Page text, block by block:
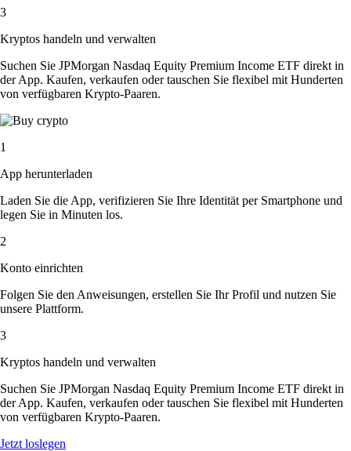
3
Kryptos handeln und verwalten
Suchen Sie JPMorgan Nasdaq Equity Premium Income ETF direkt in
der App. Kaufen, verkaufen oder tauschen Sie flexibel mit Hunderten
von verfügbaren Krypto-Paaren.
1
App herunterladen
Laden Sie die App, verifizieren Sie Ihre Identität per Smartphone und
legen Sie in Minuten los.
2
Konto einrichten
Folgen Sie den Anweisungen, erstellen Sie Ihr Profil und nutzen Sie
unsere Plattform.
3
Kryptos handeln und verwalten
Suchen Sie JPMorgan Nasdaq Equity Premium Income ETF direkt in
der App. Kaufen, verkaufen oder tauschen Sie flexibel mit Hunderten
von verfügbaren Krypto-Paaren.
Jetzt loslegen